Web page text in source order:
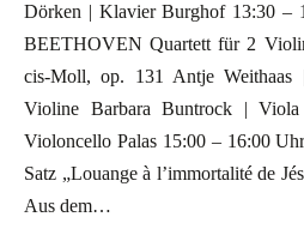
Dörken | Klavier Burghof 13:30
BEETHOVEN Quartett für 2
cis-Moll, op. 131 Antje Weithaas
Violine Barbara Buntrock | Viola
Violoncello Palas 15:00 – 16:00
Satz „Louange à l’immortalité de
Aus dem…